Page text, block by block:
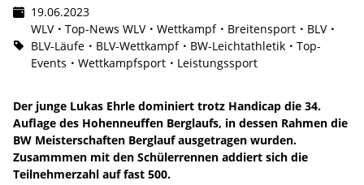
19.06.2023
WLV
Top-News WLV Wettkampf Breitensport
BLV
BLV-Läufe
BLV-Wettkampf BW-Leichtathletik
Top-
Events
Wettkampfsport Leistungssport
Der junge Lukas Ehrle dominiert trotz Handicap die 34.
Auflage des Hohenneuffen Berglaufs, in dessen Rahmen die
BW Meisterschaften Berglauf ausgetragen wurden.
Zusammmen mit den Schülerrennen addiert sich die
Teilnehmerzahl auf fast 500.